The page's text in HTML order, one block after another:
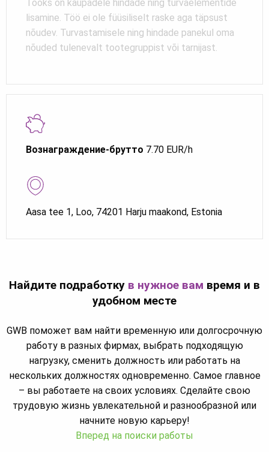
Вознаграждение-брутто 7.70 EUR/h
Aasa tee 1, Loo, 74201 Harju maakond, Estonia
Tööks on kaupadele hindade ning turvaelementide
lisamine. Töö ei ole füüsiliselt raske aga täpsust
nõudev. Turvastamisele ning hindade panekul oma
nõuded tulenevalt tootegruppist või tarnijast.
Найдите подработку в нужное вам время и в
удобном месте
GWB поможет вам найти временную или долгосрочную
работу в разных фирмах, выбрать подходящую
нагрузку, сменить должность или работать на
нескольких должностях одновременно. Самое главное
– вы работаете на своих условиях. Сделайте свою
трудовую жизнь увлекательной и разнообразной или
начните новую карьеру!
Вперед на поиски работы